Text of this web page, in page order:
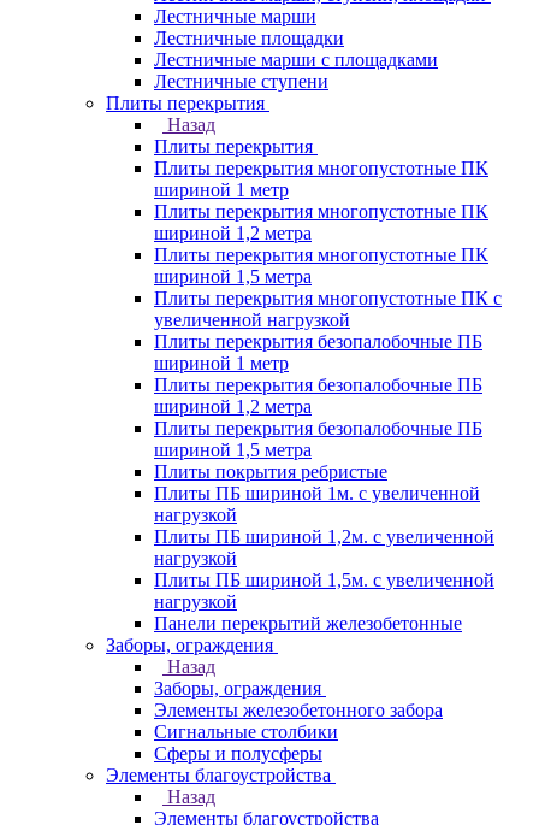
Лестничные марши
Лестничные площадки
Лестничные марши с площадками
Лестничные ступени
Плиты перекрытия
Назад
Плиты перекрытия
Плиты перекрытия многопустотные ПК
шириной 1 метр
Плиты перекрытия многопустотные ПК
шириной 1,2 метра
Плиты перекрытия многопустотные ПК
шириной 1,5 метра
Плиты перекрытия многопустотные ПК с
увеличенной нагрузкой
Плиты перекрытия безопалобочные ПБ
шириной 1 метр
Плиты перекрытия безопалобочные ПБ
шириной 1,2 метра
Плиты перекрытия безопалобочные ПБ
шириной 1,5 метра
Плиты покрытия ребристые
Плиты ПБ шириной 1м. с увеличенной
нагрузкой
Плиты ПБ шириной 1,2м. с увеличенной
нагрузкой
Плиты ПБ шириной 1,5м. с увеличенной
нагрузкой
Панели перекрытий железобетонные
Заборы, ограждения
Назад
Заборы, ограждения
Элементы железобетонного забора
Сигнальные столбики
Сферы и полусферы
Элементы благоустройства
Назад
Элементы благоустройства